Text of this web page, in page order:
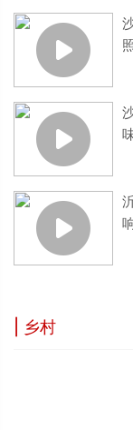
| 乡村